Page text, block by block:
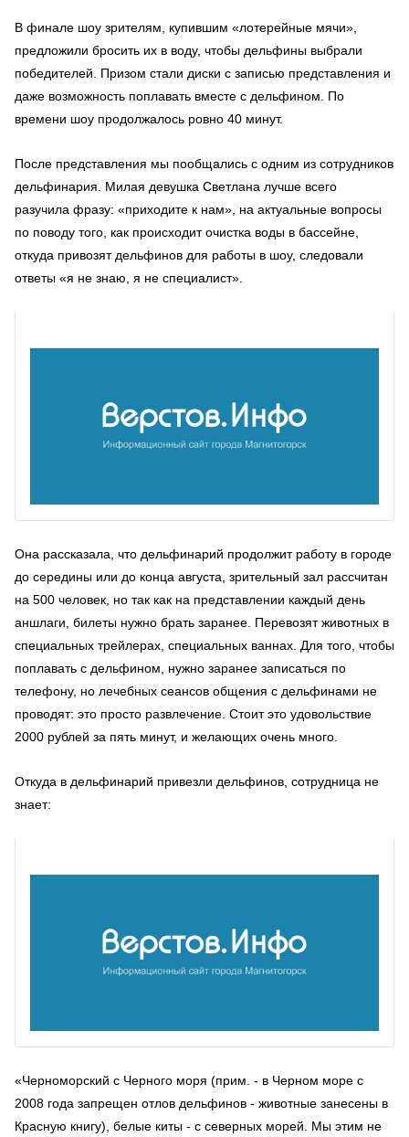
В финале шоу зрителям, купившим «лотерейные мячи»,
предложили бросить их в воду, чтобы дельфины выбрали
победителей. Призом стали диски с записью представления и
даже возможность поплавать вместе с дельфином. По
времени шоу продолжалось ровно 40 минут.
После представления мы пообщались с одним из сотрудников
дельфинария. Милая девушка Светлана лучше всего
разучила фразу: «приходите к нам», на актуальные вопросы
по поводу того, как происходит очистка воды в бассейне,
откуда привозят дельфинов для работы в шоу, следовали
ответы «я не знаю, я не специалист».
Она рассказала, что дельфинарий продолжит работу в городе
до середины или до конца августа, зрительный зал рассчитан
на 500 человек, но так как на представлении каждый день
аншлаги, билеты нужно брать заранее. Перевозят животных в
специальных трейлерах, специальных ваннах. Для того, чтобы
поплавать с дельфином, нужно заранее записаться по
телефону, но лечебных сеансов общения с дельфинами не
проводят: это просто развлечение. Стоит это удовольствие
2000 рублей за пять минут, и желающих очень много.
Откуда в дельфинарий привезли дельфинов, сотрудница не
знает:
«Черноморский с Черного моря (прим. - в Черном море с
2008 года запрещен отлов дельфинов - животные занесены в
Красную книгу), белые киты - с северных морей. Мы этим не